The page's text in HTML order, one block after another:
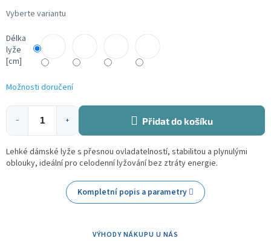
Měrná
cena:
Délka
lyže
[cm]
Možnosti doručení
+
− Přidat do košíku
Lehké dámské lyže s přesnou ovladatelností, stabilitou a plynulými
oblouky, ideální pro celodenní lyžování bez ztráty energie.
Kompletní popis a parametry
VÝHODY NÁKUPU U NÁS